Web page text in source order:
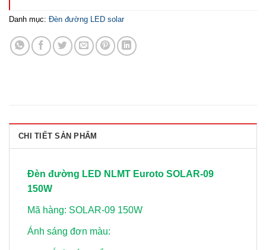
Danh mục: Đèn đường LED solar
CHI TIẾT SẢN PHẨM
Đèn đường LED NLMT Euroto SOLAR-09
150W
Mã hàng: SOLAR-09 150W
Ánh sáng đơn màu: